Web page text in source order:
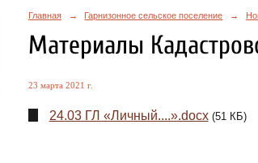
Главная → Гарнизонное сельское поселение →
Материалы
23 марта 2021 г.
24.03 ГЛ «Личный....».docx (51 КБ)